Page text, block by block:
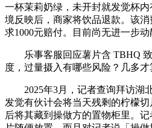
一杯茉莉奶绿，未开封就发觉杯
境反映后，商家将饮品退款。该
求1000元赔付。目前尚无进一步动
乐事客服回应薯片含 TBHQ 致
度，过量摄入有哪些风险？几多才
2025年3月，记者查询拜访湖
发觉有伙计会将当天残剩的柠檬
后将其藏到操做方的置物柜里。